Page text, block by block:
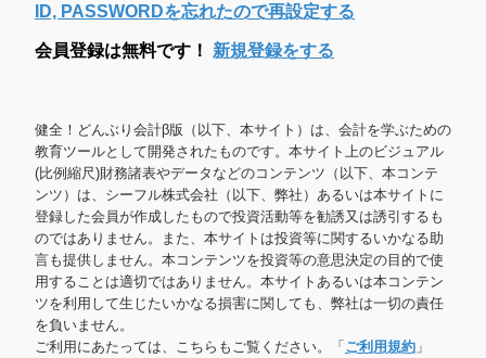
ID, PASSWORDを忘れたので再設定する
会員登録は無料です！ 新規登録をする
健全！どんぶり会計β版（以下、本サイト）は、会計を学ぶための
教育ツールとして開発されたものです。本サイト上のビジュアル
(比例縮尺)財務諸表やデータなどのコンテンツ（以下、本コンテ
ンツ）は、シーフル株式会社（以下、弊社）あるいは本サイトに
登録した会員が作成したもので投資活動等を勧誘又は誘引するも
のではありません。また、本サイトは投資等に関するいかなる助
言も提供しません。本コンテンツを投資等の意思決定の目的で使
用することは適切ではありません。本サイトあるいは本コンテン
ツを利用して生じたいかなる損害に関しても、弊社は一切の責任
を負いません。
ご利用にあたっては、こちらもご覧ください。「 ご利用規約 」